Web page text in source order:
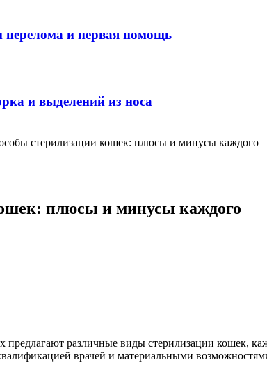
перелома и первая помощь
и выделений из носа
стерилизации кошек: плюсы и минусы каждого
плюсы и минусы каждого
предлагают различные виды стерилизации кошек,
врачей и материальными